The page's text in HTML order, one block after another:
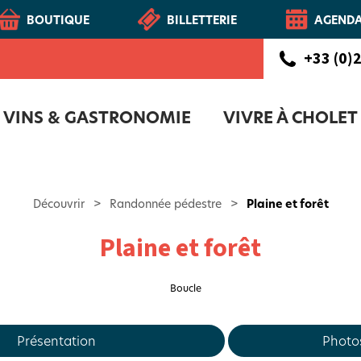
BOUTIQUE BILLETTERIE
+33
VINS & GASTRONOMIE VIVRE À CHOLET
Découvrir > Randonnée pédestre > Plaine et forêt
Plaine et forêt
Boucle
Présentation